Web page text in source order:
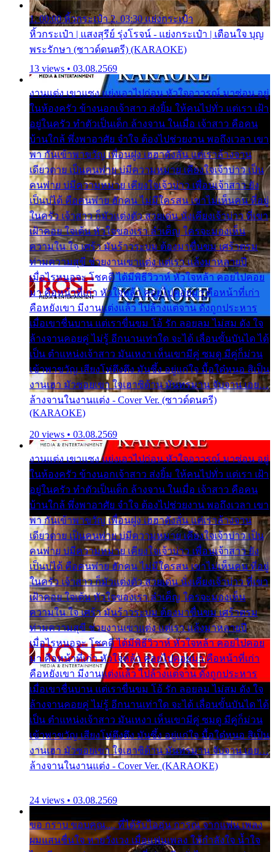
1. 00:00 หิ้วกระเป๋า 2. 03:30 แย่งกระเป๋า
หิ้วกระเป๋า | แสงสุรีย์ รุ่งโรจน์ - แย่งกระเป๋า | เตือนใจ บุญ
พระรักษา (ซาวด์ดนตรี) (KARAOKE)
13 views • 03.08.2569
งานแต่ง เขาแซง แย่งเอาไปก่อน หัวใจอาวรณ์ มาซ่อน อยู่
ในห้องครัว ข้างนอกเจ้าสาว ส่งยิ้ม ให้คนไปทั่ว แต่เรา เฝ้า
อยู่ในครัว ทำตัวเป็นเด็ก ล้างจาน ในเมื่อ เจ้าสาว คือคน
บ้านใกล้ พึ่งพาอาศัย จำใจ ต้องไปช่วยงาน พอถึงเวลา เขา
พา กันเข้าพาขวัญ เพื่อนฝูง เฮฮาดังลั่น แต่เราล้างจาน
เดียวดาย เป็นคนพ่าย บ่มีความหมาย เคียงใจเจ้าบ่าว เป็น
คนพ่าย บ่มีความหมาย เคียงใจเจ้าบ่าว เพื่อนเจ้าสาว ยัง
เป็นบ่ได้ คือคนพ่าย ฮักคน ไม่มีใครสน เขาไม่เห็นคน ที่อยู่
ในครัว เจ้าสาว ก็มัวแต่งตัว สวยเด่น นั่งเคียงเจ้าบ่าว ที่เขา
เฝ้าคอย ใจเต้น หัวใจของเรา ลำเค็ญ ใครจะมองเห็น
ความใน ใจ เศร้า มันร้าวระบม ต้องมาขื่นขม เศร้าตรม
ท่ามความสุขี ช่วยงานเขาแต่ง แต่เรา แล้งมาหลายปี
เมื่อไรหนอจะ โชคดี ได้มีพิธีวิวาห์ หัวใจหล้า คอยไปคอย
มา คือหน้าที่เก่า หัวใจหล้า คอยไปคอยมา คือหน้าที่เก่า
คือหยังเขา มีงานแต่งแล้ว ไปล้างแต่จาน ดั่งถูกประหาร
เมื่อเขาชื่นบาน แต่เราขื่นขม โอ้ รัก ลอยลม ไม่สม ดัง ใจ
ล้างจานคอยคู่ ไม่รู้ อีกนานเท่าใด จะได้ เลื่อนขั้นบันได ได้
เป็น ตำแหน่งเจ้าสาว มันเหงา เห็นเขามีคู่ ซมดู มีคู่ก็ม่วน
เข้าพาขวัญ เสียงโห่ตึงตึง มันซึ้ง อยู่แก่ใจ มื้อใด๋หนอ สิเป็น
งานเฮา มัวซอยเขา ใจเฮาซิด้าน มันทรมาน จับจาน เอย…
ล้างจานในงานแต่ง - Cover Ver. (ซาวด์ดนตรี)
(KARAOKE)
20 views • 03.08.2569
งานแต่ง เขาแซง แย่งเอาไปก่อน หัวใจอาวรณ์ มาซ่อน อยู่
ในห้องครัว ข้างนอกเจ้าสาว ส่งยิ้ม ให้คนไปทั่ว แต่เรา เฝ้า
อยู่ในครัว ทำตัวเป็นเด็ก ล้างจาน ในเมื่อ เจ้าสาว คือคน
บ้านใกล้ พึ่งพาอาศัย จำใจ ต้องไปช่วยงาน พอถึงเวลา เขา
พา กันเข้าพาขวัญ เพื่อนฝูง เฮฮาดังลั่น แต่เราล้างจาน
เดียวดาย เป็นคนพ่าย บ่มีความหมาย เคียงใจเจ้าบ่าว เป็น
คนพ่าย บ่มีความหมาย เคียงใจเจ้าบ่าว เพื่อนเจ้าสาว ยัง
เป็นบ่ได้ คือคนพ่าย ฮักคน ไม่มีใครสน เขาไม่เห็นคน ที่อยู่
ในครัว เจ้าสาว ก็มัวแต่งตัว สวยเด่น นั่งเคียงเจ้าบ่าว ที่เขา
เฝ้าคอย ใจเต้น หัวใจของเรา ลำเค็ญ ใครจะมองเห็น
ความใน ใจ เศร้า มันร้าวระบม ต้องมาขื่นขม เศร้าตรม
ท่ามความสุขี ช่วยงานเขาแต่ง แต่เรา แล้งมาหลายปี
เมื่อไรหนอจะ โชคดี ได้มีพิธีวิวาห์ หัวใจหล้า คอยไปคอย
มา คือหน้าที่เก่า หัวใจหล้า คอยไปคอยมา คือหน้าที่เก่า
คือหยังเขา มีงานแต่งแล้ว ไปล้างแต่จาน ดั่งถูกประหาร
เมื่อเขาชื่นบาน แต่เราขื่นขม โอ้ รัก ลอยลม ไม่สม ดัง ใจ
ล้างจานคอยคู่ ไม่รู้ อีกนานเท่าใด จะได้ เลื่อนขั้นบันได ได้
เป็น ตำแหน่งเจ้าสาว มันเหงา เห็นเขามีคู่ ซมดู มีคู่ก็ม่วน
เข้าพาขวัญ เสียงโห่ตึงตึง มันซึ้ง อยู่แก่ใจ มื้อใด๋หนอ สิเป็น
งานเฮา มัวซอยเขา ใจเฮาซิด้าน มันทรมาน จับจาน เอย…
ล้างจานในงานแต่ง - Cover Ver. (KARAOKE)
24 views • 03.08.2569
ขอ กราบ ขอบคุณ.... ที่ได้รับไออุ่น การุณ จากแฟน เพลง
ผมแสนชื่นใจ หายวังเวง เมื่อแฟนเพลง ให้กำลังใจ น้ำใจ